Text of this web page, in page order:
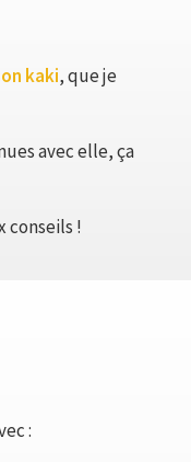
kaki, que je
avec elle, ça
conseils !
: